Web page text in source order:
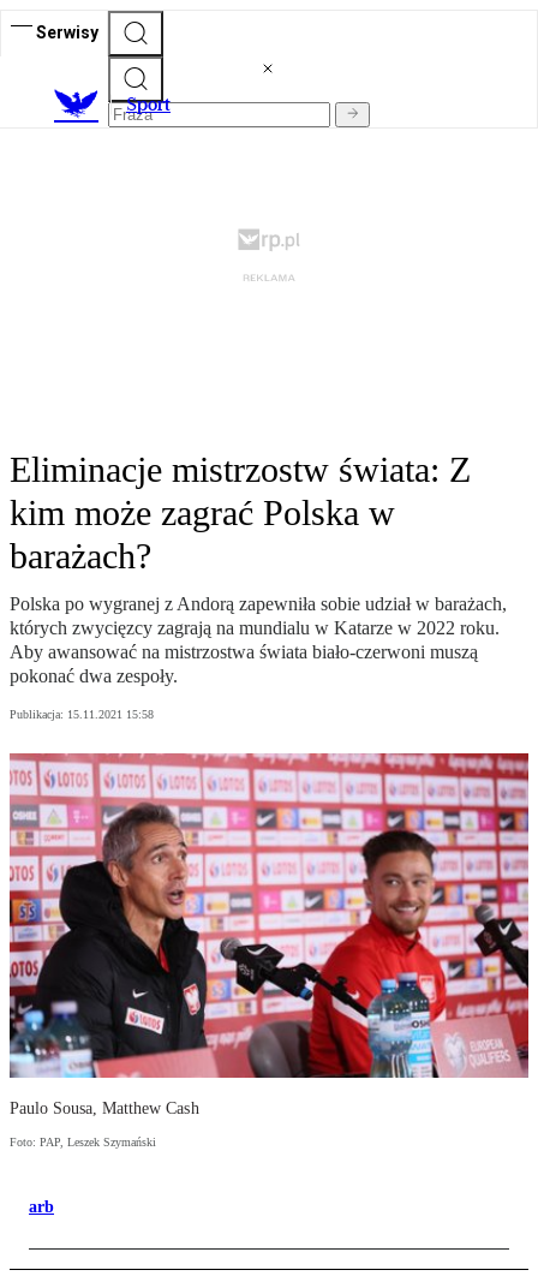
Serwisy
Sport
Eliminacje mistrzostw świata: Z
kim może zagrać Polska w
barażach?
Polska po wygranej z Andorą zapewniła sobie udział w barażach,
których zwycięzcy zagrają na mundialu w Katarze w 2022 roku.
Aby awansować na mistrzostwa świata biało-czerwoni muszą
pokonać dwa zespoły.
Publikacja: 15.11.2021 15:58
Paulo Sousa, Matthew Cash
Foto: PAP, Leszek Szymański
arb